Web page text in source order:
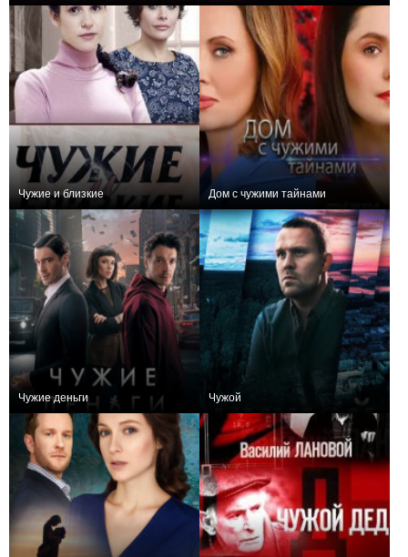
Чужие и близкие Дом с чужими тайнами
Чужие деньги Чужой